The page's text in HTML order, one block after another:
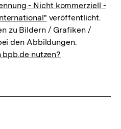
- Nicht kommerziell -
veröffentlicht.
zu Bildern / Grafiken /
den Abbildungen.
bpb.de nutzen?